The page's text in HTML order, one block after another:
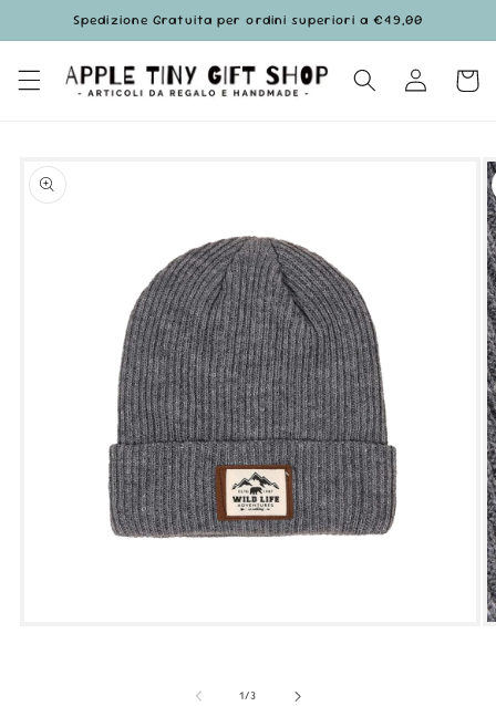
direttamente
ai contenuti
Spedizione Gratuita per ordini superiori a €49,00
Accedi
informazioni
sul prodotto
1/su
3